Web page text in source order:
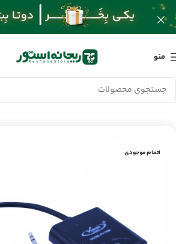
منو
خانه/محصولات/کابل و تبدیلات/
اتمام موجودی